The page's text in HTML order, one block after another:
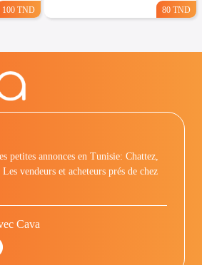
100 TND 80 TND
petites annonces en Tunisie: Chattez,
vendeurs et acheteurs prés de chez
Cava